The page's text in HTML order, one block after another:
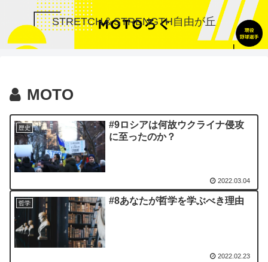
STRETCH＆STRENGTH自由が丘
MOTO
歴史
#9ロシアは何故ウクライナ侵攻
に至ったのか？
2022.03.04
哲学 #8あなたが哲学を学ぶべき理由
2022.02.23